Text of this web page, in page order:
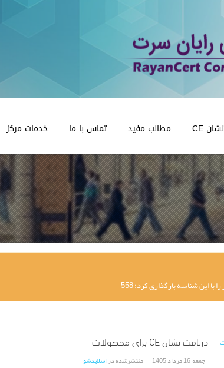
نشان CE مطالب مفید تماس با ما خدمات مرکز
دریافت نشان CE برای محصولات
جمعه, 16 مرداد 1405 منتشرشده دراسلایدشو